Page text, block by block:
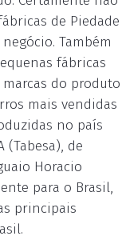
de Piedade
Também
fábricas
do produto
mais vendidas
no país
(Tabesa), de
Horacio
para o Brasil,
principais